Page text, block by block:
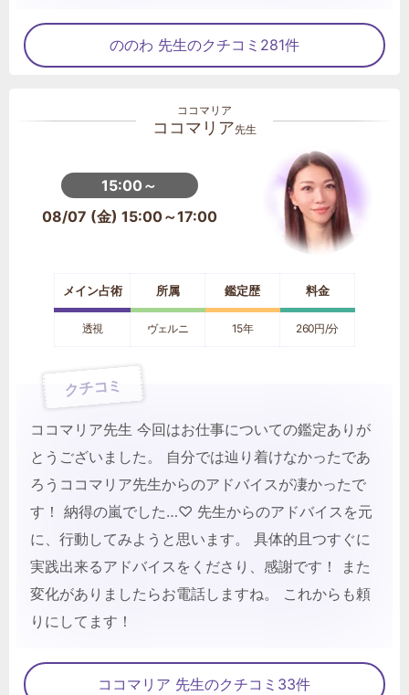
ののわ 先生のクチコミ281件
ココマリア先生
15:00～
08/07 (金) 15:00～17:00
メイン占術 所属 鑑定歴 料金
透視 ヴェルニ 15年 260円/分
クチコミ
ココマリア先生 今回はお仕事についての鑑定ありが
とうございました。 自分では辿り着けなかったであ
ろうココマリア先生からのアドバイスが凄かったで
す！ 納得の嵐でした…♡ 先生からのアドバイスを元
に、行動してみようと思います。 具体的且つすぐに
実践出来るアドバイスをくださり、感謝です！ また
変化がありましたらお電話しますね。 これからも頼
りにしてます！
ココマリア 先生のクチコミ33件